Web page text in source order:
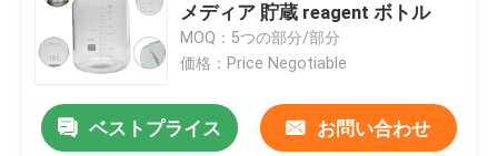
メディア 貯蔵 reagent ボトル
MOQ：5つの部分/部分
価格：Price Negotiable
ベストプライス お問い合わせ